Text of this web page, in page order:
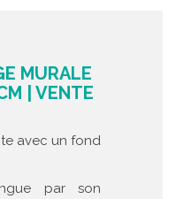
MURALE
| VENTE
avec un fond
par son